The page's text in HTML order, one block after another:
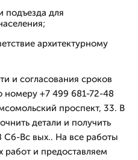
подъезда для
архитектурному
и согласования сроков
номеру +7 499 681-72-48
проспект, 33. В
детали и получить
Вс вых.. На все работы
работ и предоставляем